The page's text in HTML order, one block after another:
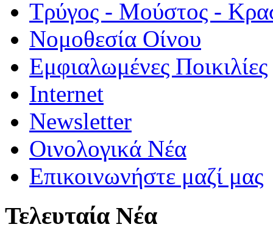
Τρύγος - Μούστος -
Νομοθεσία Οίνου
Εμφιαλωμένες Ποικιλίες
Internet
Newsletter
Οινολογικά Νέα
Επικοινωνήστε μαζί μας
Τελευταία Νέα